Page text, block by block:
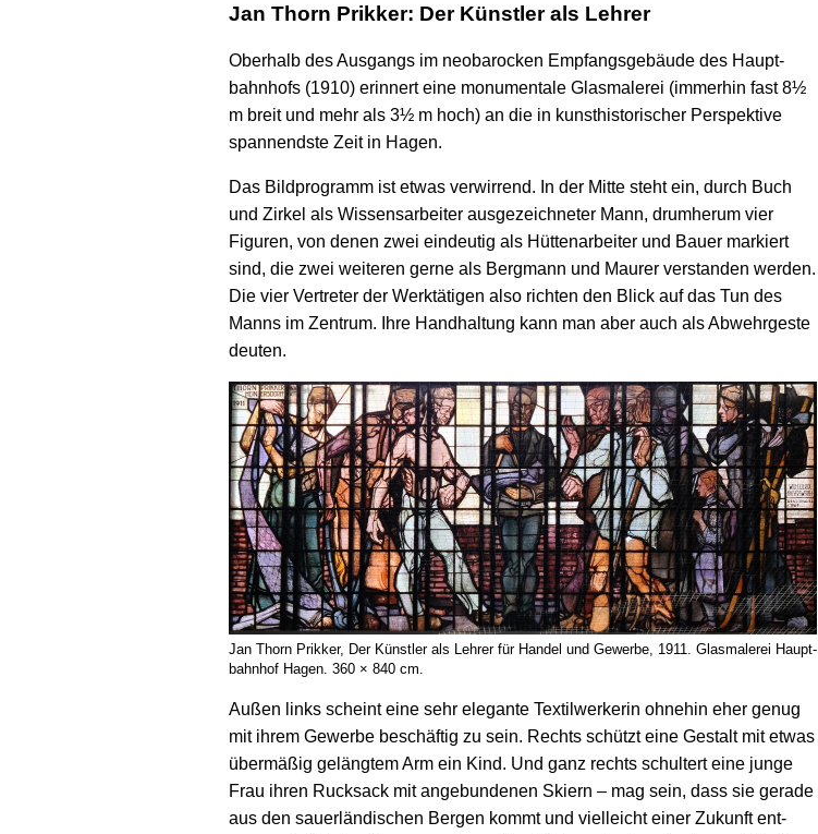
Jan Thorn Prikker: Der Künst­ler als Lehrer
Oberhalb des Ausgangs im neo­barocken Empfangs­gebäude des Haupt­
bahnhofs (1910) erinnert eine monumen­tale Glas­malerei (immer­hin fast 8½
m breit und mehr als 3½ m hoch) an die in kunst­historischer Perspek­tive
spannend­ste Zeit in Hagen.
Das Bildprogramm ist etwas ver­wirrend. In der Mitte steht ein, durch Buch
und Zirkel als Wissens­arbeiter ausge­zeichneter Mann, drum­herum vier
Figuren, von denen zwei ein­deutig als Hütten­arbeiter und Bauer mar­kiert
sind, die zwei wei­teren gerne als Berg­mann und Maurer ver­standen werden.
Die vier Ver­treter der Werk­tätigen also richten den Blick auf das Tun des
Manns im Zentrum. Ihre Hand­haltung kann man aber auch als Abwehr­geste
deuten.
Jan Thorn Prikker, Der Künstler als Lehrer für Handel und Gewerbe, 1911. Glas­malerei Haupt­
bahnhof Hagen. 360 × 840 cm.
Außen links scheint eine sehr elegante Textil­werkerin ohne­hin eher genug
mit ihrem Gewerbe beschäftig zu sein. Rechts schützt eine Gestalt mit etwas
über­mäßig gelängtem Arm ein Kind. Und ganz rechts schultert eine junge
Frau ihren Ruck­sack mit ange­bundenen Skiern – mag sein, dass sie gerade
aus den sauer­ländischen Bergen kommt und viel­leicht einer Zukunft ent­